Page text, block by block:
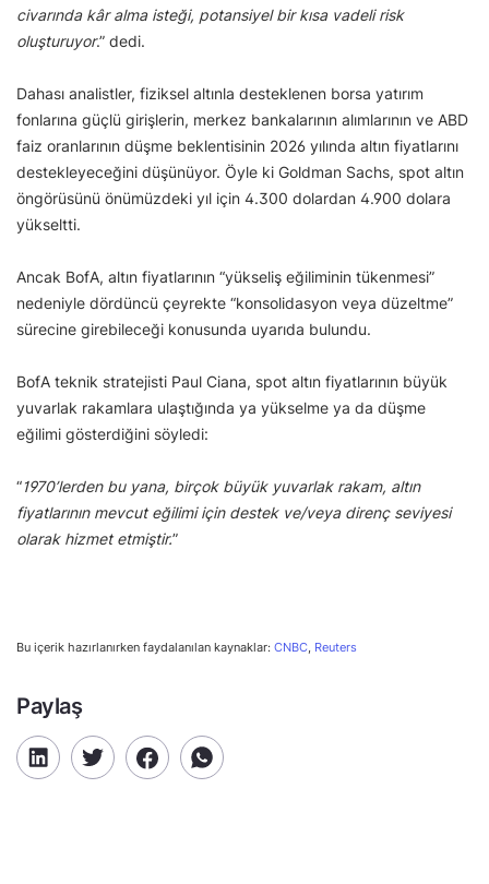
civarında kâr alma isteği, potansiyel bir kısa vadeli risk
oluşturuyor.” dedi.
Dahası analistler, fiziksel altınla desteklenen borsa yatırım
fonlarına güçlü girişlerin, merkez bankalarının alımlarının ve ABD
faiz oranlarının düşme beklentisinin 2026 yılında altın fiyatlarını
destekleyeceğini düşünüyor. Öyle ki Goldman Sachs, spot altın
öngörüsünü önümüzdeki yıl için 4.300 dolardan 4.900 dolara
yükseltti.
Ancak BofA, altın fiyatlarının “yükseliş eğiliminin tükenmesi”
nedeniyle dördüncü çeyrekte “konsolidasyon veya düzeltme”
sürecine girebileceği konusunda uyarıda bulundu.
BofA teknik stratejisti Paul Ciana, spot altın fiyatlarının büyük
yuvarlak rakamlara ulaştığında ya yükselme ya da düşme
eğilimi gösterdiğini söyledi:
“1970’lerden bu yana, birçok büyük yuvarlak rakam, altın
fiyatlarının mevcut eğilimi için destek ve/veya direnç seviyesi
olarak hizmet etmiştir.”
Bu içerik hazırlanırken faydalanılan kaynaklar: CNBC, Reuters
Paylaş